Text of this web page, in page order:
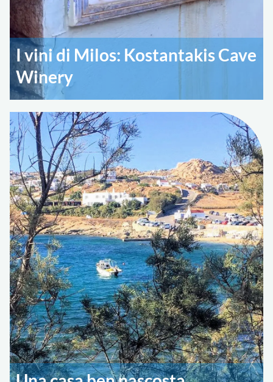
I vini di Milos: Kostantakis Cave
Winery